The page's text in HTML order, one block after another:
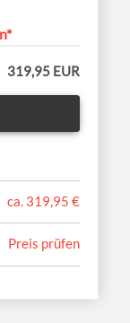
319,95 EUR
ca. 319,95 €
Preis prüfen